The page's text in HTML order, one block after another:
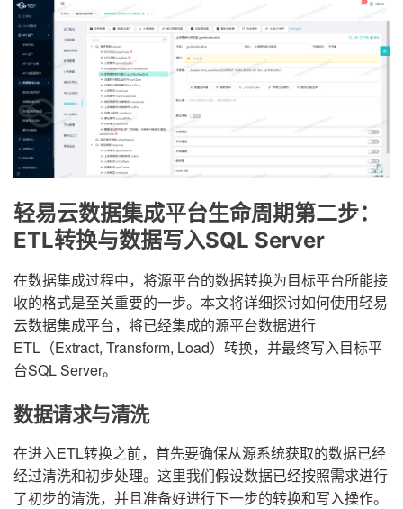
轻易云数据集成平台生命周期第二步：
ETL转换与数据写入SQL Server
在数据集成过程中，将源平台的数据转换为目标平台所能接
收的格式是至关重要的一步。本文将详细探讨如何使用轻易
云数据集成平台，将已经集成的源平台数据进行
ETL（Extract, Transform, Load）转换，并最终写入目标平
台SQL Server。
数据请求与清洗
在进入ETL转换之前，首先要确保从源系统获取的数据已经
经过清洗和初步处理。这里我们假设数据已经按照需求进行
了初步的清洗，并且准备好进行下一步的转换和写入操作。